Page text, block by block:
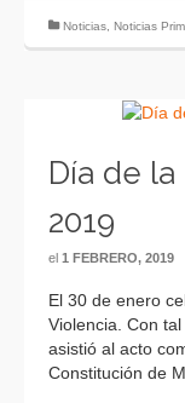
Noticias Noticias
Día de
2019
el 1 FEBRERO, 2019
El 30 de enero
Violencia. Con
asistió al acto
Constitución de